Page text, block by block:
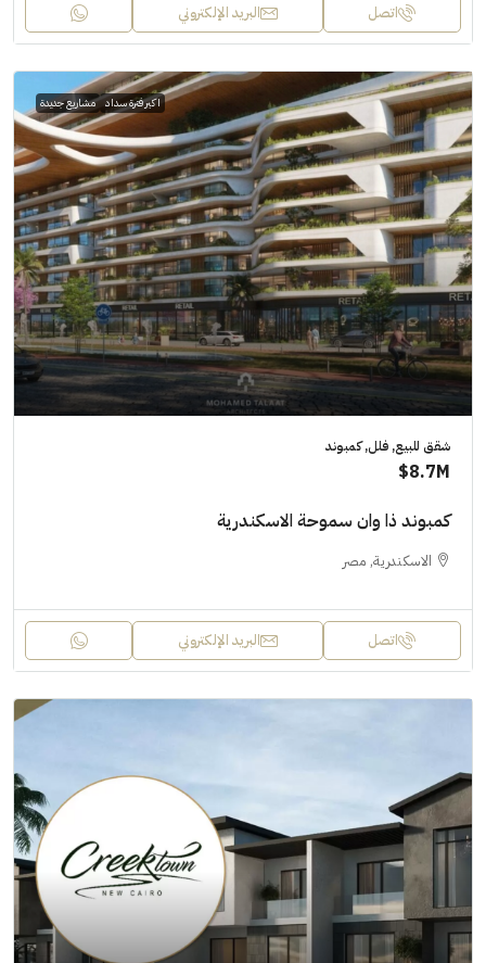
اتصل البريد الإلكتروني
اكبر فترة سداد مشاريع جديدة
شقق للبيع, فلل, كمبوند
8.7M$
كمبوند ذا وان سموحة الاسكندرية
الاسكندرية, مصر
اتصل البريد الإلكتروني